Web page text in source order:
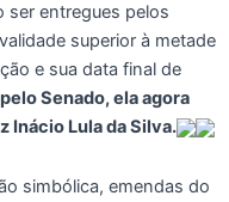
ser entregues pelos
superior à metade
e sua data final de
Senado, ela agora
Inácio Lula da Silva.
simbólica, emendas do